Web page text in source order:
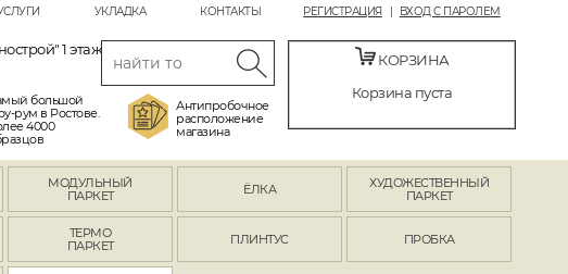
РЕГИСТРАЦИЯ ВХОД С ПАРОЛЕМ
УКЛАДКА КОНТАКТЫ
1 этаж
большой
рум в Ростове.
4000
Антипробочное
расположение
магазина
КОРЗИНА
Корзина пуста
МОДУЛЬНЫЙ
ПАРКЕТ
ЁЛКА
ХУДОЖЕСТВЕННЫЙ
ПАРКЕТ
ТЕРМО
ПАРКЕТ
ПЛИНТУС ПРОБКА